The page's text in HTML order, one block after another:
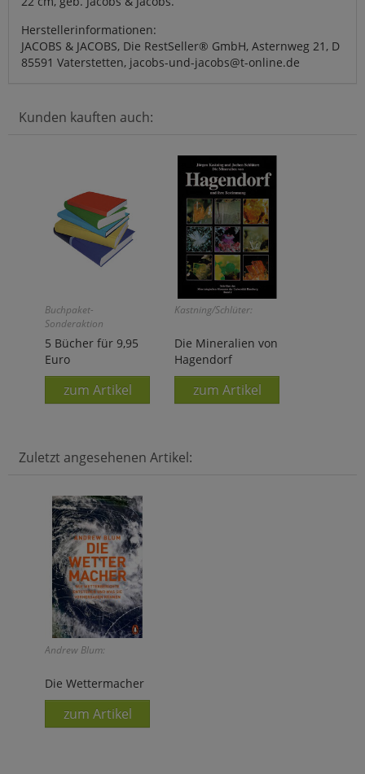
Herstellerinformationen:
JACOBS & JACOBS, Die RestSeller® GmbH, Asternweg 21, D
85591 Vaterstetten, jacobs-und-jacobs@t-online.de
Kunden kauften auch:
Buchpaket-
Sonderaktion
5 Bücher für 9,95
Euro
zum Artikel
Kastning/Schlüter:
Die Mineralien von
Hagendorf
zum Artikel
Zuletzt angesehenen Artikel:
Andrew Blum:
Die Wettermacher
zum Artikel